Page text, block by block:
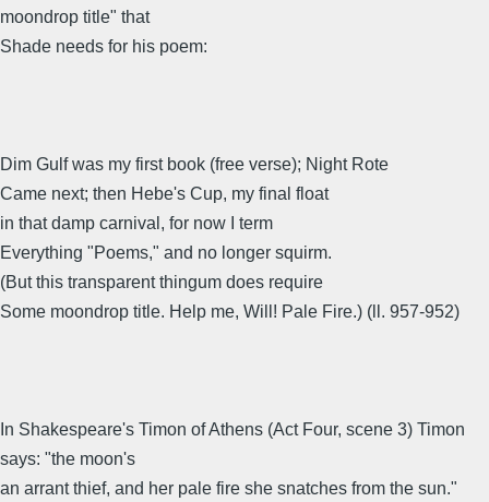
moondrop title" that
Shade needs for his poem:
Dim Gulf was my first book (free verse); Night Rote
Came next; then Hebe's Cup, my final float
in that damp carnival, for now I term
Everything "Poems," and no longer squirm.
(But this transparent thingum does require
Some moondrop title. Help me, Will! Pale Fire.) (ll. 957-952)
In Shakespeare's Timon of Athens (Act Four, scene 3) Timon
says: "the moon's
an arrant thief, and her pale fire she snatches from the sun."